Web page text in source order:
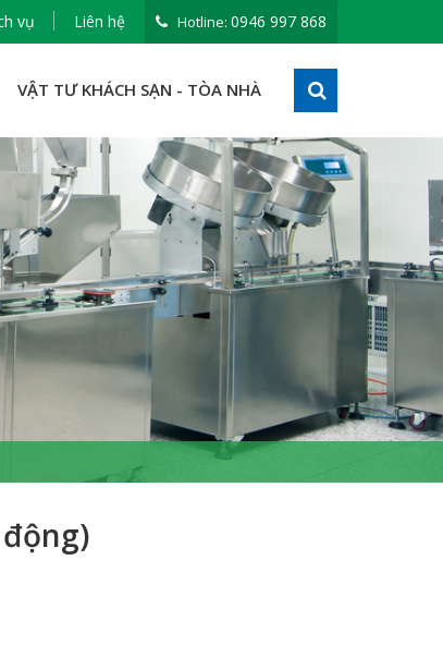
Hotline: 0946 997 868
vụ Liên hệ
VẬT TƯ KHÁCH SẠN - TÒA NHÀ